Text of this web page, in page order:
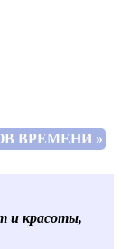
ВРЕМЕНИ »
и красоты,